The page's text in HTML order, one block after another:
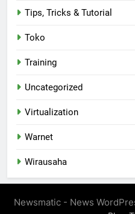
Tips, Tricks & Tutorial
Toko
Training
Uncategorized
Virtualization
Warnet
Wirausaha
Newsmatic - News